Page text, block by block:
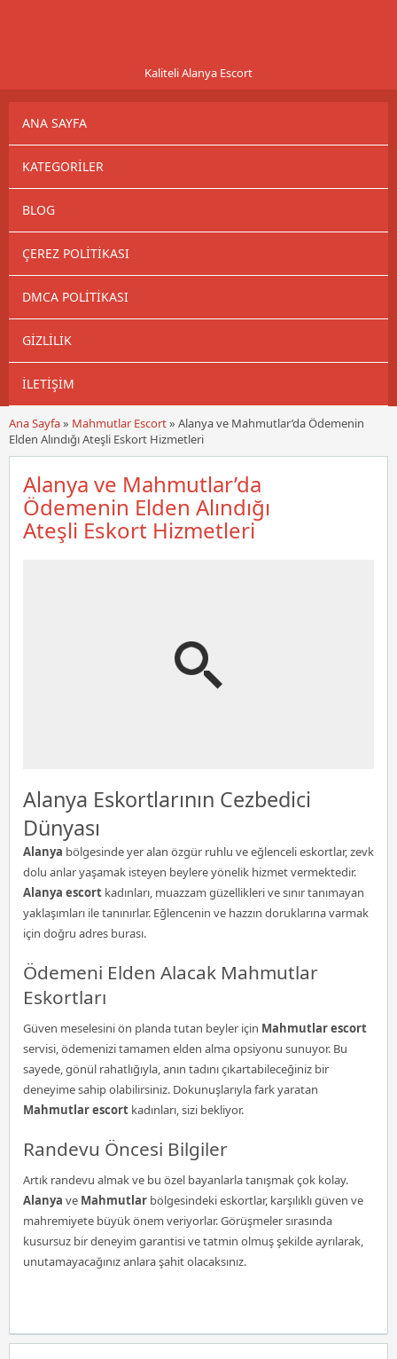
Kaliteli Alanya Escort
ANA SAYFA
KATEGORILER
BLOG
ÇEREZ POLITIKASI
DMCA POLITIKASI
GIZLILIK
İLETIŞIM
Ana Sayfa» Mahmutlar Escort» Alanya ve Mahmutlar’da Ödemenin
Elden Alındığı Ateşli Eskort Hizmetleri
Alanya ve Mahmutlar’da
Ödemenin Elden Alındığı
Ateşli Eskort Hizmetleri
Alanya Eskortlarının Cezbedici
Dünyası
Alanya bölgesinde yer alan özgür ruhlu ve eğlenceli eskortlar, zevk
dolu anlar yaşamak isteyen beylere yönelik hizmet vermektedir.
Alanya escort kadınları, muazzam güzellikleri ve sınır tanımayan
yaklaşımları ile tanınırlar. Eğlencenin ve hazzın doruklarına varmak
için doğru adres burası.
Ödemeni Elden Alacak Mahmutlar
Eskortları
Güven meselesini ön planda tutan beyler için Mahmutlar escort
servisi, ödemenizi tamamen elden alma opsiyonu sunuyor. Bu
sayede, gönül rahatlığıyla, anın tadını çıkartabileceğiniz bir
deneyime sahip olabilirsiniz. Dokunuşlarıyla fark yaratan
Mahmutlar escort kadınları, sizi bekliyor.
Randevu Öncesi Bilgiler
Artık randevu almak ve bu özel bayanlarla tanışmak çok kolay.
Alanya ve Mahmutlar bölgesindeki eskortlar, karşılıklı güven ve
mahremiyete büyük önem veriyorlar. Görüşmeler sırasında
kusursuz bir deneyim garantisi ve tatmin olmuş şekilde ayrılarak,
unutamayacağınız anlara şahit olacaksınız.